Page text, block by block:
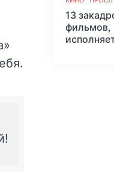
13
фильмов,